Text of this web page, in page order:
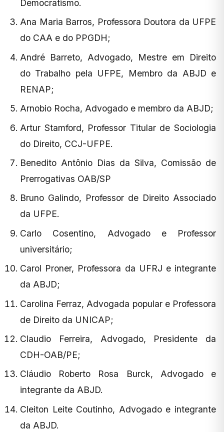
Democratismo.
Ana Maria Barros, Professora Doutora da UFPE
do CAA e do PPGDH;
André Barreto, Advogado, Mestre em Direito
do Trabalho pela UFPE, Membro da ABJD e
RENAP;
Arnobio Rocha, Advogado e membro da ABJD;
Artur Stamford, Professor Titular de Sociologia
do Direito, CCJ-UFPE.
Benedito Antônio Dias da Silva, Comissão de
Prerrogativas OAB/SP
Bruno Galindo, Professor de Direito Associado
da UFPE.
Carlo Cosentino, Advogado e Professor
universitário;
Carol Proner, Professora da UFRJ e integrante
da ABJD;
Carolina Ferraz, Advogada popular e Professora
de Direito da UNICAP;
Claudio Ferreira, Advogado, Presidente da
CDH-OAB/PE;
Cláudio Roberto Rosa Burck, Advogado e
integrante da ABJD.
Cleiton Leite Coutinho, Advogado e integrante
da ABJD.